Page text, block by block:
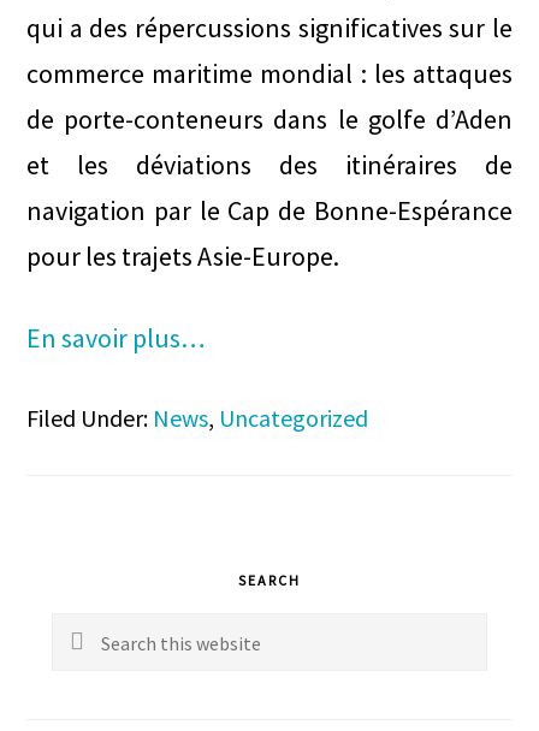
qui a des répercussions significatives sur le
commerce maritime mondial : les attaques
de porte-conteneurs dans le golfe d’Aden
et les déviations des itinéraires de
navigation par le Cap de Bonne-Espérance
pour les trajets Asie-Europe.
En savoir plus…
Filed Under: News, Uncategorized
Sidebar
SEARCH
Search